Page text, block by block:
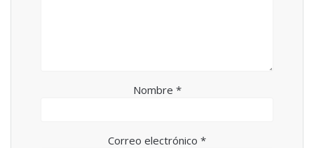
Nombre *
Correo electrónico *